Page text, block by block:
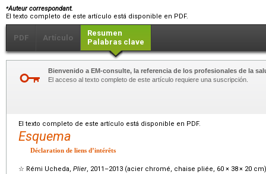
⁎Auteur correspondant.
El texto completo de este artículo está disponible en PDF.
PDF Artículo
Resumen
Palabras clave
Bienvenido a EM-consulte, la referencia de los profesionales de la
El acceso al texto completo de este artículo requiere una suscripción.
El texto completo de este artículo está disponible en PDF.
Esquema
Déclaration de liens d’intérêts
☆ Rémi Ucheda, Plier, 2011–2013 (acier chromé, chaise pliée, 60 × 38 × 20